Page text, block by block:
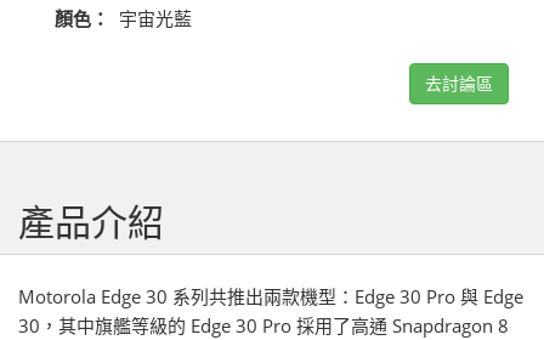
顏色：
宇宙光藍
去討論區
產品介紹
Motorola Edge 30 系列共推出兩款機型：Edge 30 Pro 與 Edge
30，其中旗艦等級的 Edge 30 Pro 採用了高通 Snapdragon 8